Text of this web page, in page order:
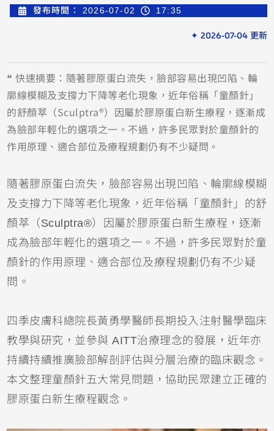
發布時間： 2026-07-02 17:35
✦ 2026-07-04 更新
❝ 快速摘要：隨著膠原蛋白流失，臉部容易出現凹陷、輪
廓線模糊及支撐力下降等老化現象，近年俗稱「童顏針」
的舒顏萃（Sculptra®）因屬於膠原蛋白新生療程，逐漸成
為臉部年輕化的選項之一。不過，許多民眾對於童顏針的
作用原理、適合部位及療程規劃仍有不少疑問。
隨著膠原蛋白流失，臉部容易出現凹陷、輪廓線模糊
及支撐力下降等老化現象，近年俗稱「童顏針」的舒
顏萃（Sculptra®）因屬於膠原蛋白新生療程，逐漸
成為臉部年輕化的選項之一。不過，許多民眾對於童
顏針的作用原理、適合部位及療程規劃仍有不少疑
問。
四季皮膚科總院長黃勇學醫師長期投入注射醫學臨床
教學與研究，並參與 AITT治療理念的發展，近年亦
持續持續推廣臉部解剖評估與分層治療的臨床觀念。
本文整理童顏針五大常見問題，協助民眾建立正確的
膠原蛋白新生療程觀念。